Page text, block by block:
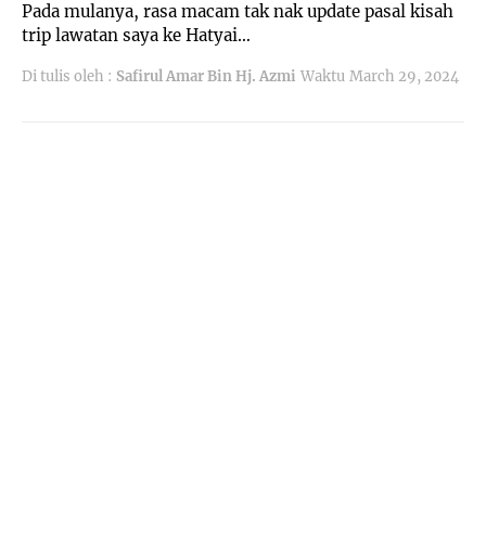
Pada mulanya, rasa macam tak nak update pasal kisah
trip lawatan saya ke Hatyai…
Di tulis oleh : Safirul Amar Bin Hj. Azmi Waktu March 29, 2024